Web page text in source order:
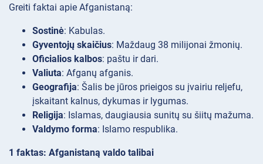
Greiti faktai apie Afganistaną:
Sostinė: Kabulas.
Gyventojų skaičius: Maždaug 38 milijonai žmonių.
Oficialios kalbos: paštu ir dari.
Valiuta: Afganų afganis.
Geografija: Šalis be jūros prieigos su įvairiu reljefu,
įskaitant kalnus, dykumas ir lygumas.
Religija: Islamas, daugiausia sunitų su šiitų mažuma.
Valdymo forma: Islamo respublika.
1 faktas: Afganistaną valdo talibai